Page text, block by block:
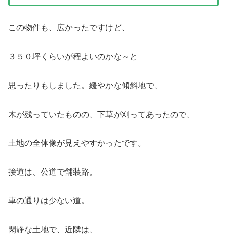
この物件も、広かったですけど、
３５０坪くらいが程よいのかな～と
思ったりもしました。緩やかな傾斜地で、
木が残っていたものの、下草が刈ってあったので、
土地の全体像が見えやすかったです。
接道は、公道で舗装路。
車の通りは少ない道。
閑静な土地で、近隣は、